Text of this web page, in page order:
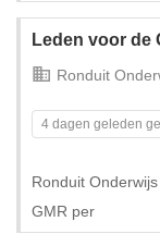
Leden voor de
Ronduit
4 dagen geleden
Ronduit
GMR per